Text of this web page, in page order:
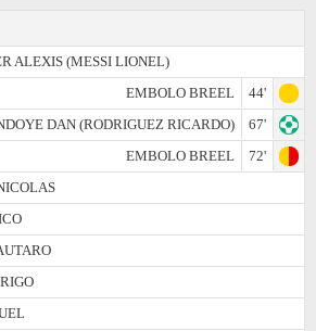
ALEXIS (MESSI LIONEL)
EMBOLO BREEL
44'
DAN (RODRIGUEZ RICARDO)
67'
EMBOLO BREEL
72'